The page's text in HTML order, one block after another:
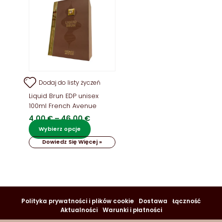
Dodaj do listy życzeń
Liquid Brun EDP unisex
100ml French Avenue
4,00€–46,00€Zakres
cen:
od
4,00 €
Wybierz opcje
Ten
produkt
ma
można
wybrać
na
Dowiedz Się Więcej »
Polityka prywatności i plików cookie Dostawa
Łączność
Aktualności
Warunki i płatności